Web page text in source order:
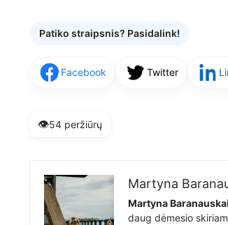
Patiko straipsnis? Pasidalink!
Facebook Twitter
👁️54 peržiūrų
Martyna
Martyna
daug dėmesio